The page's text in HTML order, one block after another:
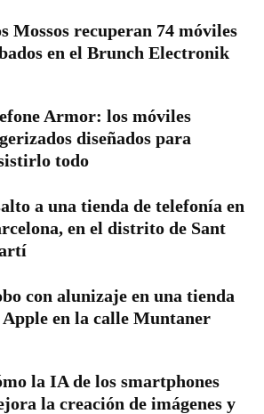
Mossos recuperan 74 móviles
en el Brunch Electronik
Armor: los móviles
diseñados para
todo
a una tienda de telefonía en
en el distrito de Sant
con alunizaje en una tienda
Apple en la calle Muntaner
la IA de los smartphones
la creación de imágenes y